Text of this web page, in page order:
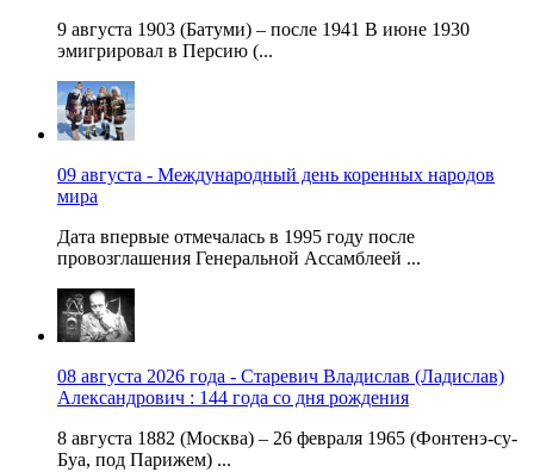
9 августа 1903 (Батуми) – после 1941 В июне 1930
эмигрировал в Персию (...
09 августа - Международный день коренных народов
мира
Дата впервые отмечалась в 1995 году после
провозглашения Генеральной Ассамблеей ...
08 августа 2026 года - Старевич Владислав (Ладислав)
Александрович : 144 года со дня рождения
8 августа 1882 (Москва) – 26 февраля 1965 (Фонтенэ-су-
Буа, под Парижем) ...